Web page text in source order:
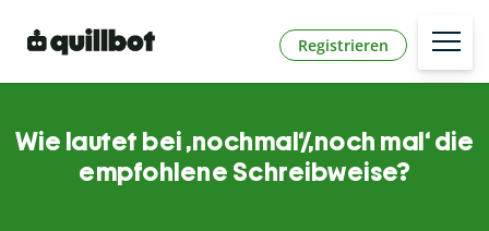
Registrieren
Wie lautet bei ‚nochmal‘/‚noch mal‘ die
empfohlene Schreibweise?